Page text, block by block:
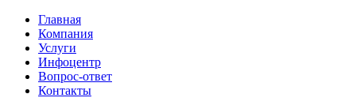
Главная
Компания
Услуги
Инфоцентр
Вопрос-ответ
Контакты